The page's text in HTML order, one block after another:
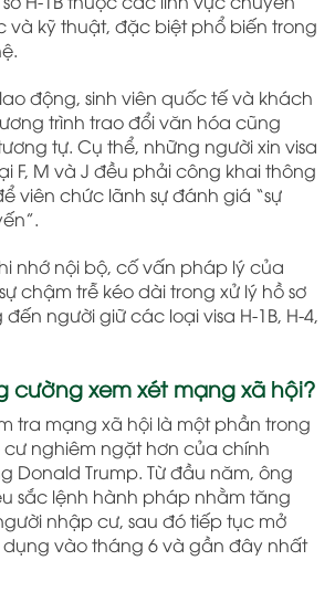
và kỹ thuật, đặc biệt phổ biến trong
động, sinh viên quốc tế và khách
trình trao đổi văn hóa cũng
tự. Cụ thể, những người xin visa
F, M và J đều phải công khai thông
viên chức lãnh sự đánh giá “sự
nhớ nội bộ, cố vấn pháp lý của
chậm trễ kéo dài trong xử lý hồ sơ
người giữ các loại visa H-1B, H-4,
cường xem xét mạng xã hội?
tra mạng xã hội là một phần trong
nghiêm ngặt hơn của chính
Donald Trump. Từ đầu năm, ông
sắc lệnh hành pháp nhằm tăng
nhập cư, sau đó tiếp tục mở
vào tháng 6 và gần đây nhất